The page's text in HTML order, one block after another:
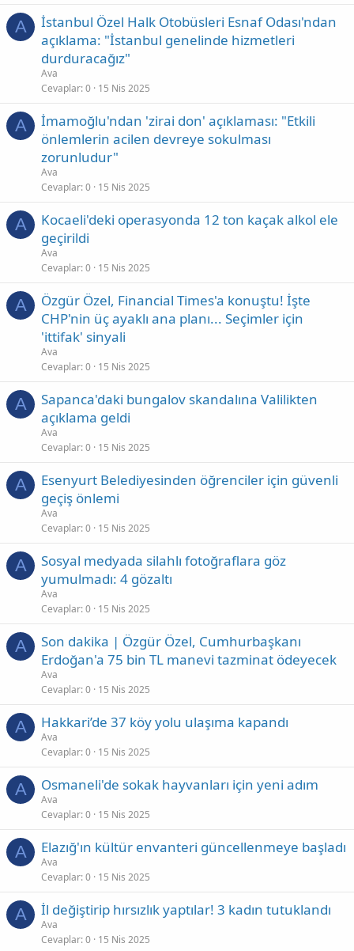
A
İstanbul Özel Halk Otobüsleri Esnaf Odası'ndan
açıklama: "İstanbul genelinde hizmetleri
durduracağız"
Ava
Cevaplar 0 15 Nis 2025
A
İmamoğlu'ndan 'zirai don' açıklaması: "Etkili
önlemlerin acilen devreye sokulması
zorunludur"
Ava
Cevaplar 0 15 Nis 2025
A
Kocaeli'deki operasyonda 12 ton kaçak alkol ele
geçirildi
Ava
Cevaplar 0 15 Nis 2025
A
Özgür Özel, Financial Times'a konuştu! İşte
CHP'nin üç ayaklı ana planı... Seçimler için
'ittifak' sinyali
Ava
Cevaplar 0 15 Nis 2025
A
Sapanca'daki bungalov skandalına Valilikten
açıklama geldi
Ava
Cevaplar 0 15 Nis 2025
A
Esenyurt Belediyesinden öğrenciler için güvenli
geçiş önlemi
Ava
Cevaplar 0 15 Nis 2025
A
Sosyal medyada silahlı fotoğraflara göz
yumulmadı: 4 gözaltı
Ava
Cevaplar 0 15 Nis 2025
A
Son dakika | Özgür Özel, Cumhurbaşkanı
Erdoğan'a 75 bin TL manevi tazminat ödeyecek
Ava
Cevaplar 0 15 Nis 2025
A Hakkari’de 37 köy yolu ulaşıma kapandı
Ava
Cevaplar 0 15 Nis 2025
A Osmaneli'de sokak hayvanları için yeni adım
Ava
Cevaplar 0 15 Nis 2025
A Elazığ'ın kültür envanteri güncellenmeye başladı
Ava
Cevaplar 0 15 Nis 2025
A İl değiştirip hırsızlık yaptılar! 3 kadın tutuklandı
Ava
Cevaplar 0 15 Nis 2025